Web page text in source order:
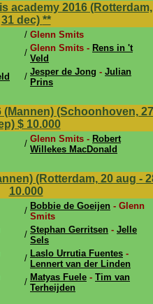
academy 2016
31 dec) **
/ Glenn Smits
/ Glenn Smits - Rens in 't
Veld
/ Jesper de Jong - Julian
Prins
(Schoonhoven,
$ 10.000
/ Glenn Smits - Robert
Willekes MacDonald
(Rotterdam, 20 aug -
10.000
/ Bobbie de Goeijen - Glenn
Smits
/ Stephan Gerritsen - Jelle
Sels
/ Laslo Urrutia Fuentes -
Lennert van der Linden
/ Matyas Fuele - Tim van
Terheijden